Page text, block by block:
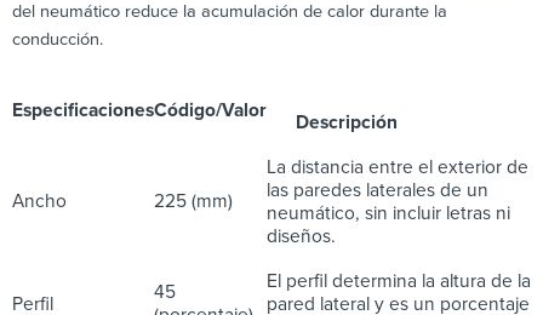
del neumático reduce la acumulación de calor durante la
conducción.
EspecificacionesCódigo/Valor
Descripción
Ancho 225 (mm)
La distancia entre el exterior de
las paredes laterales de un
neumático, sin incluir letras ni
diseños.
Perfil
45
El perfil determina la altura de la
pared lateral y es un porcentaje